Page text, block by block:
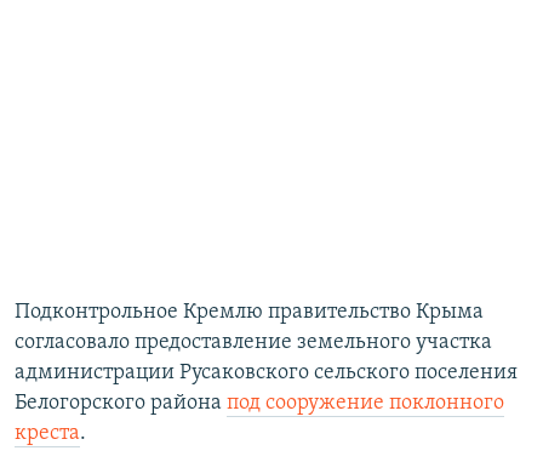
Подконтрольное Кремлю правительство Крыма
согласовало предоставление земельного участка
администрации Русаковского сельского поселения
Белогорского района под сооружение поклонного
креста.